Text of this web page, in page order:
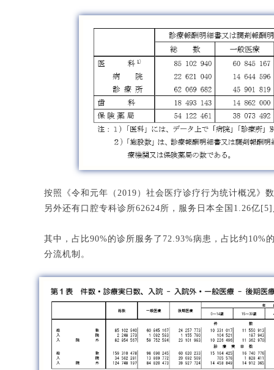
按照《令和元年（2019）社会医疗诊疗行为统计概况》
另外还有口腔专科诊所62624所，服务日本全国1.26亿
其中，占比90%的诊所服务了72.93%病患，占比约10%
分流机制。